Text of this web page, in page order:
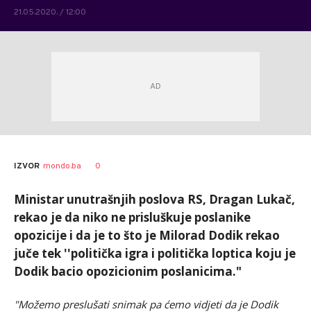
21.05.2020. / 12:00
IZVOR mondo.ba 0
Ministar unutrašnjih poslova RS, Dragan Lukač,
rekao je da niko ne prisluškuje poslanike
opozicije i da je to što je Milorad Dodik rekao
juče tek ''politička igra i politička loptica koju je
Dodik bacio opozicionim poslanicima."
"Možemo preslušati snimak pa ćemo vidjeti da je Dodik